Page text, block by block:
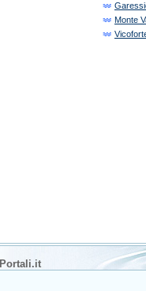
Monte
Portali.it